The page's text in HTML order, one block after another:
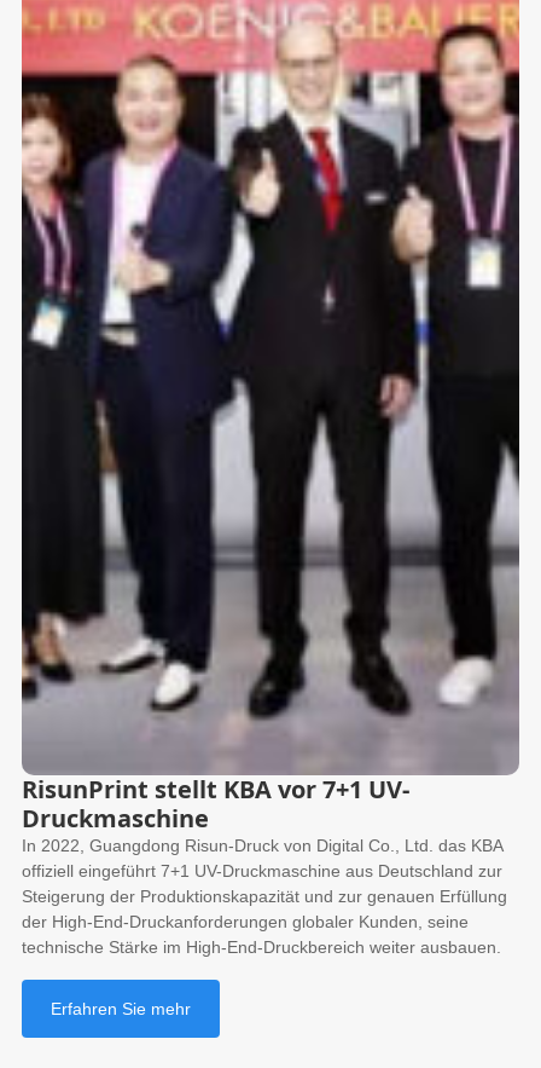
RisunPrint stellt KBA vor 7+1 UV-
Druckmaschine
In 2022, Guangdong Risun-Druck von Digital Co., Ltd. das KBA
offiziell eingeführt 7+1 UV-Druckmaschine aus Deutschland zur
Steigerung der Produktionskapazität und zur genauen Erfüllung
der High-End-Druckanforderungen globaler Kunden, seine
technische Stärke im High-End-Druckbereich weiter ausbauen.
Erfahren Sie mehr